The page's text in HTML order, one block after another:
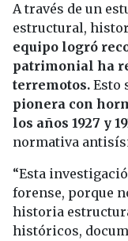
A través de un
estructural,
equipo logró
patrimonial ha
terremotos. Esto
pionera con
los años 1927 y
normativa
“Esta
forense, porque
historia
históricos,